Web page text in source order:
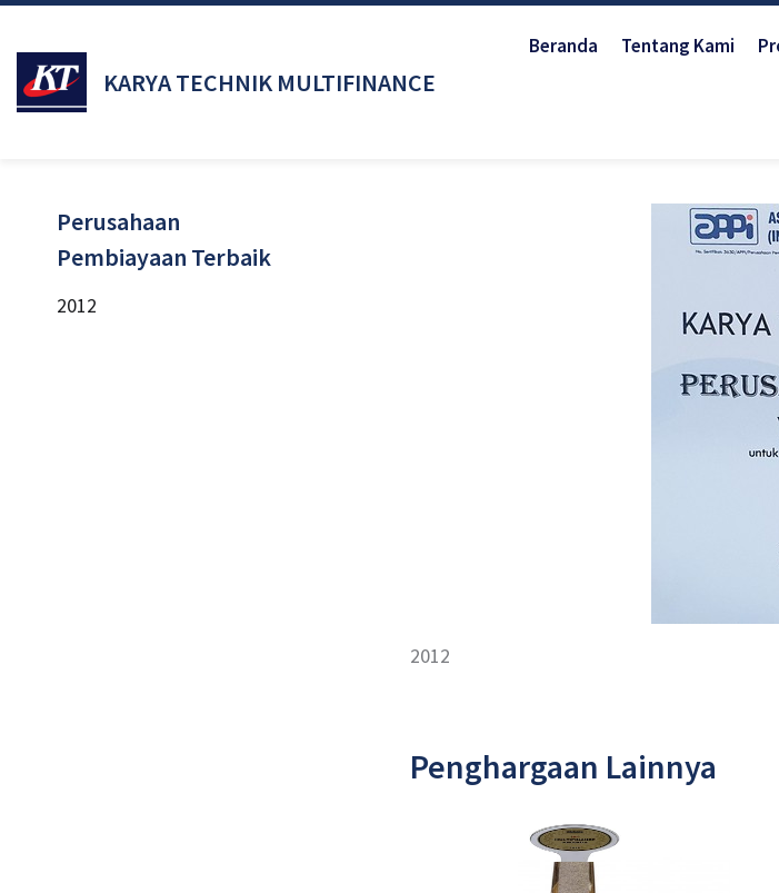
KARYA TECHNIK MULTIFINANCE
Beranda Tentang Kami
Perusahaan
Pembiayaan Terbaik
2012
2012
Penghargaan Lainnya